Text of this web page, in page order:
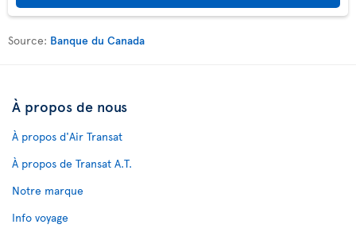
Source: Banque du Canada
À propos de nous
À propos d'Air Transat
À propos de Transat A.T.
Notre marque
Info voyage